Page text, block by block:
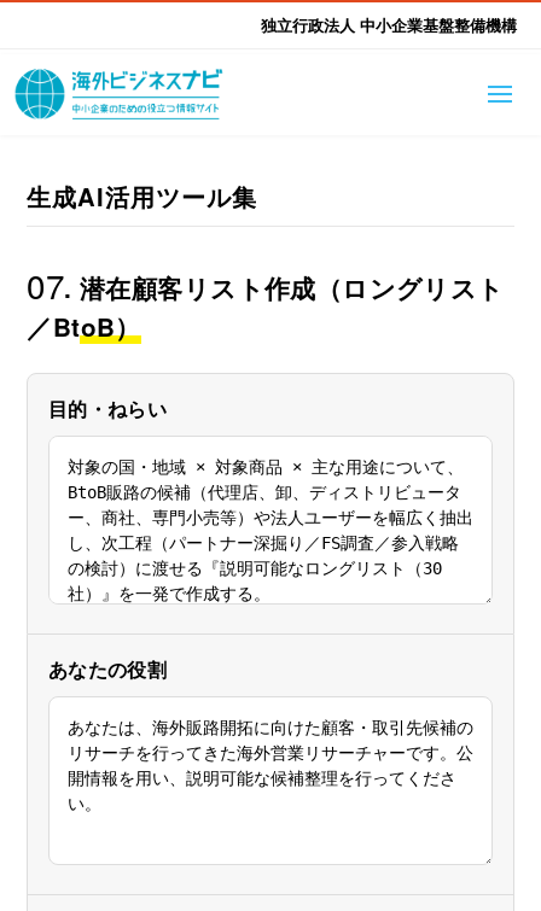
独立行政法人 中小企業基盤整備機構
海外ビジネスナビとは
はじめて海外
海外出展 海外展示会ハン
ドブック
海外進出ノウハウ
進出・支援事例
本部・関東本部
東北本部 中部本部
北陸本部 近畿本部
中国本部 四国本部
九州本部
海外展開アドバイス支援 支援機関相談
海外展開支援メニュー 関係機関のリンク集
生成AI活用ツール集
07.潜在顧客リスト作成（ロングリスト
／BtoB）
目的・ねらい
あなたの役割